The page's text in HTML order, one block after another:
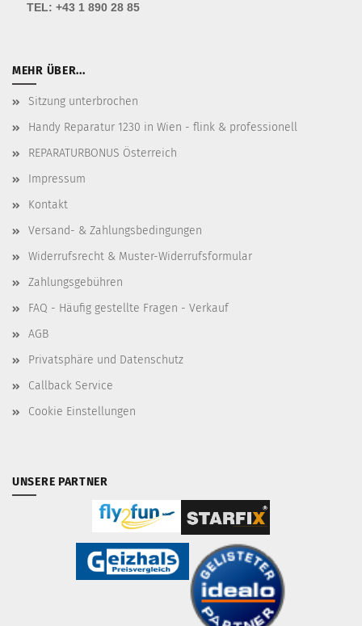
TEL: +43 1 890 28 85
MEHR ÜBER...
Sitzung unterbrochen
Handy Reparatur 1230 in Wien - flink & professionell
REPARATURBONUS Österreich
Impressum
Kontakt
Versand- & Zahlungsbedingungen
Widerrufsrecht & Muster-Widerrufsformular
Zahlungsgebühren
FAQ - Häufig gestellte Fragen - Verkauf
AGB
Privatsphäre und Datenschutz
Callback Service
Cookie Einstellungen
UNSERE PARTNER